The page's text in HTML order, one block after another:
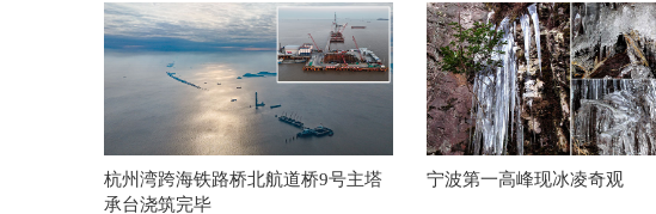
杭州湾跨海铁路桥北航道桥9号主塔
承台浇筑完毕
宁波第一高峰现冰凌奇观